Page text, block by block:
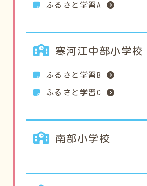
ふるさと学習A
寒河江中部小学校
ふるさと学習B
ふるさと学習C
南部小学校